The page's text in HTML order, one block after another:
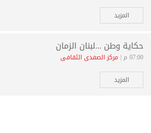
المزيد
حكاية وطن ...لبنان الزمان
07:00 م |
مركز الصفدي الثقافي
المزيد